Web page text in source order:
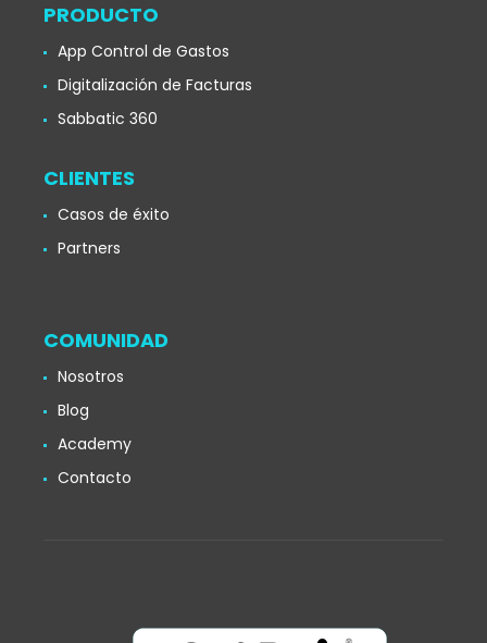
PRODUCTO
App Control de Gastos
Digitalización de Facturas
Sabbatic 360
CLIENTES
Casos de éxito
Partners
COMUNIDAD
Nosotros
Blog
Academy
Contacto